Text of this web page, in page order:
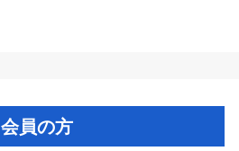
会員の方